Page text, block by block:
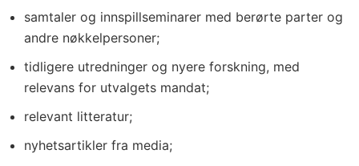
samtaler og innspillseminarer med berørte parter og
andre nøkkelpersoner;
tidligere utredninger og nyere forskning, med
relevans for utvalgets mandat;
relevant litteratur;
nyhetsartikler fra media;